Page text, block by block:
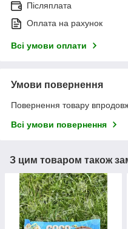
Післяплата
Оплата на рахунок
Всі умови оплати
Умови повернення
Повернення товару
Всі умови повернення
З цим товаром також